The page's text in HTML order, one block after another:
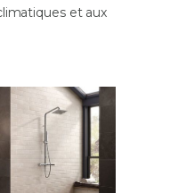
et aux